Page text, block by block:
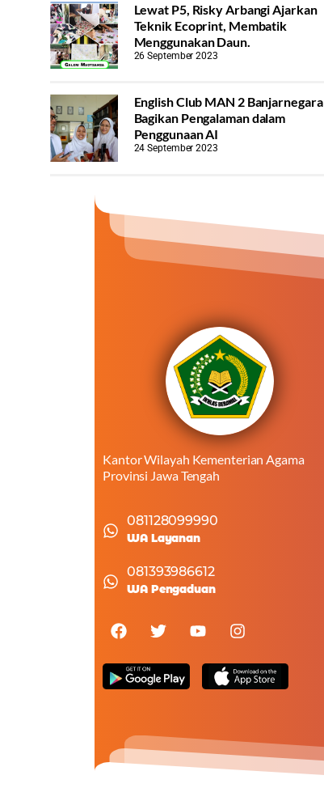
Lewat P5, Risky Arbangi Ajarkan
Teknik Ecoprint, Membatik
Menggunakan Daun.
26 September 2023
English Club MAN 2 Banjarnegara
Bagikan Pengalaman dalam
Penggunaan AI
24 September 2023
Kantor Wilayah Kementerian Agama
Provinsi Jawa Tengah
081128099990
WA Layanan
081393986612
WA Pengaduan